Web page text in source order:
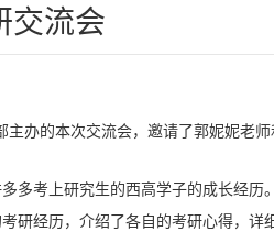
交流会
办的本次交流会，邀请了郭妮妮老
考上研究生的西高学子的成长经历。
研经历，介绍了各自的考研心得，详